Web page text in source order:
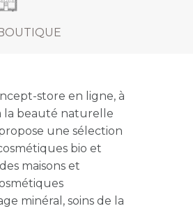
store en ligne, à
la beauté naturelle
une sélection
bio et
maisons et
minéral, soins de la